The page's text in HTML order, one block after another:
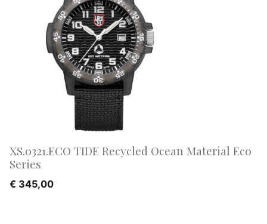
XS.0321.ECO TIDE Recycled Ocean Material Eco
Series
€ 345,00